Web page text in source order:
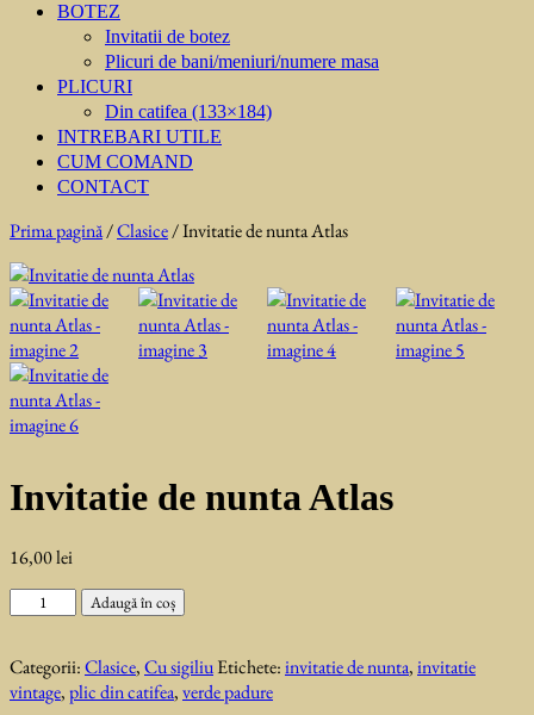
BOTEZ
Invitatii de botez
Plicuri de bani/meniuri/numere masa
PLICURI
Din catifea (133×184)
INTREBARI UTILE
CUM COMAND
CONTACT
Prima pagină/Clasice/ Invitatie de nunta Atlas
Invitatie de nunta Atlas
16,00lei
Cantitate
nunta
Atlas
Adaugă în coș
Categorii:Clasice,Cu sigiliuEtichete:invitatie de nunta,invitatie
vintage,plic din catifea,verde padure